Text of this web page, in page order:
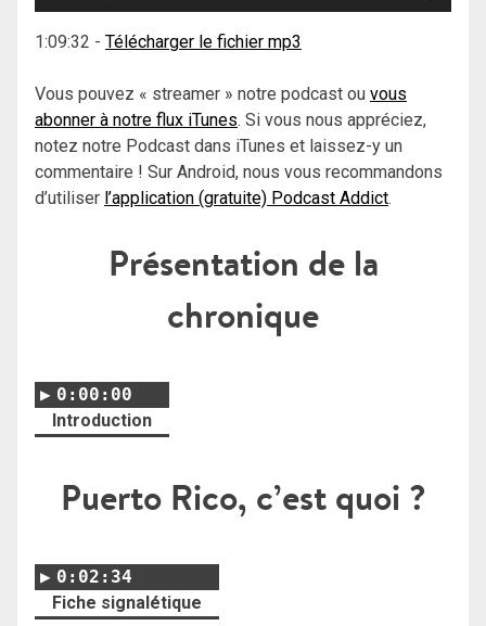
1:09:32 - Télécharger le fichier mp3
Vous pouvez « streamer » notre podcast ou vous
abonner à notre flux iTunes. Si vous nous appréciez,
notez notre Podcast dans iTunes et laissez-y un
commentaire ! Sur Android, nous vous recommandons
d’utiliser l’application (gratuite) Podcast Addict.
Présentation de la
chronique
0:00:00
Introduction
Puerto Rico, c’est quoi ?
0:02:34
Fiche signalétique